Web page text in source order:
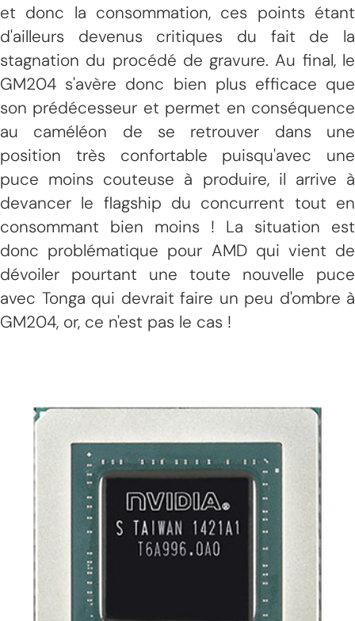
et donc la consommation, ces points étant
d'ailleurs devenus critiques du fait de la
stagnation du procédé de gravure. Au final, le
GM204 s'avère donc bien plus efficace que
son prédécesseur et permet en conséquence
au caméléon de se retrouver dans une
position très confortable puisqu'avec une
puce moins couteuse à produire, il arrive à
devancer le flagship du concurrent tout en
consommant bien moins ! La situation est
donc problématique pour AMD qui vient de
dévoiler pourtant une toute nouvelle puce
avec Tonga qui devrait faire un peu d'ombre à
GM204, or, ce n'est pas le cas !